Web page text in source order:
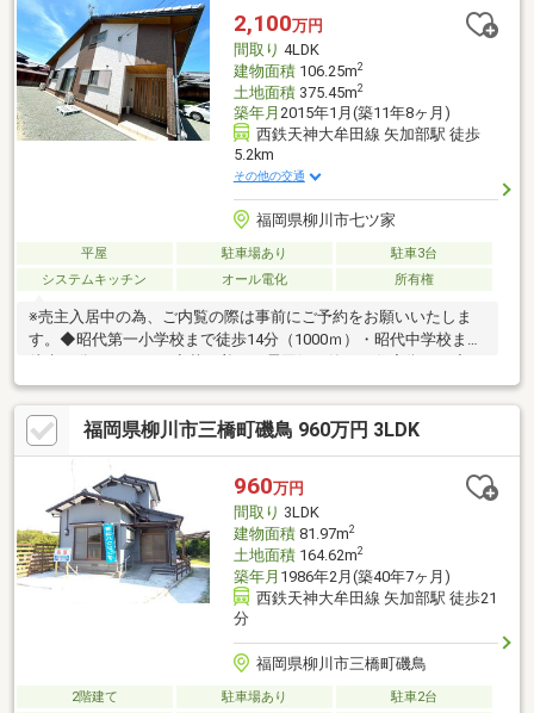
ドバイザーが丁寧に貴方様のマイホーム実現を幅広くサポート致
します！まだ借入が残っている方・すでに持家をお持ちの方、ど
んな事でもご相談下さい！
2,100万円
間取り 4LDK
建物面積106.25m2
土地面積375.45m2
築年月 2015年1月(築11年8ヶ月)
西鉄天神大牟田線 矢加部駅 徒歩
5.2km
その他の交通
福岡県柳川市七ツ家
平屋 駐車場あり
駐車3台
システムキッチン
オール電化 所有権
※売主入居中の為、ご内覧の際は事前にご予約をお願いいたしま
す。◆昭代第一小学校まで徒歩14分（1000ｍ）・昭代中学校まで
車4～5台駐車可能です
福岡県柳川市三橋町磯鳥 960万円 3LDK
960万円
間取り 3LDK
建物面積81.97m2
土地面積164.62m2
築年月 1986年2月(築40年7ヶ月)
西鉄天神大牟田線 矢加部駅 徒歩21
分
福岡県柳川市三橋町磯鳥
2階建て 駐車場あり
駐車2台